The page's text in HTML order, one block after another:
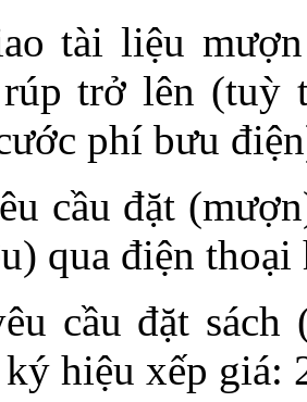
tài liệu
trở lên (tuỳ
phí bưu
cầu đặt
qua điện
cầu đặt
hiệu xếp giá: